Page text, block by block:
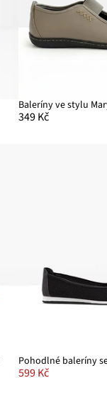
Baleríny ve stylu
349 Kč
599 Kč